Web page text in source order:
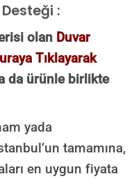
:
olan Duvar
Tıklayarak
da ürünle birlikte
yada
tamamına,
en uygun fiyata